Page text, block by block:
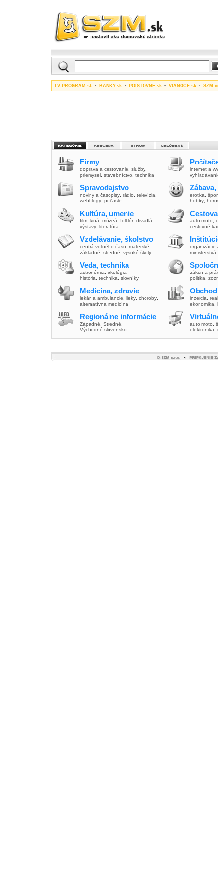
TV-PROGRAM.sk • BANKY.sk • POISTOVNE.sk • VIANOCE.sk •
Firmy
doprava a cestovanie služby
priemysel stavebníctvo technika
Spravodajstvo
noviny a časopisy rádio televízia
webblogy počasie
Kultúra, umenie
film kiná múzeá folklór, divadlá
výstavy literatúra
Vzdelávanie, školstvo
centrá voľného času materské
základné
stredné vysoké školy
Veda, technika
astronómia
ekológia
história
technika slovníky
Medicína, zdravie
lekári a ambulancie lieky choroby
alternatívna medicína
Regionálne informácie
Západné Stredné
Východné slovensko
internet a
erotika
hobby
auto-moto
cestovné
organizácie
ministerstvá
zákon a
politika
inzercia
ekonomika
auto moto
elektronika,